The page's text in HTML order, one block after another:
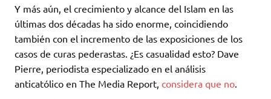
Y más aún, el crecimiento y alcance del Islam en las
últimas dos décadas ha sido enorme, coincidiendo
también con el incremento de las exposiciones de los
casos de curas pederastas. ¿Es casualidad esto? Dave
Pierre, periodista especializado en el análisis
anticatólico en The Media Report, considera que no.